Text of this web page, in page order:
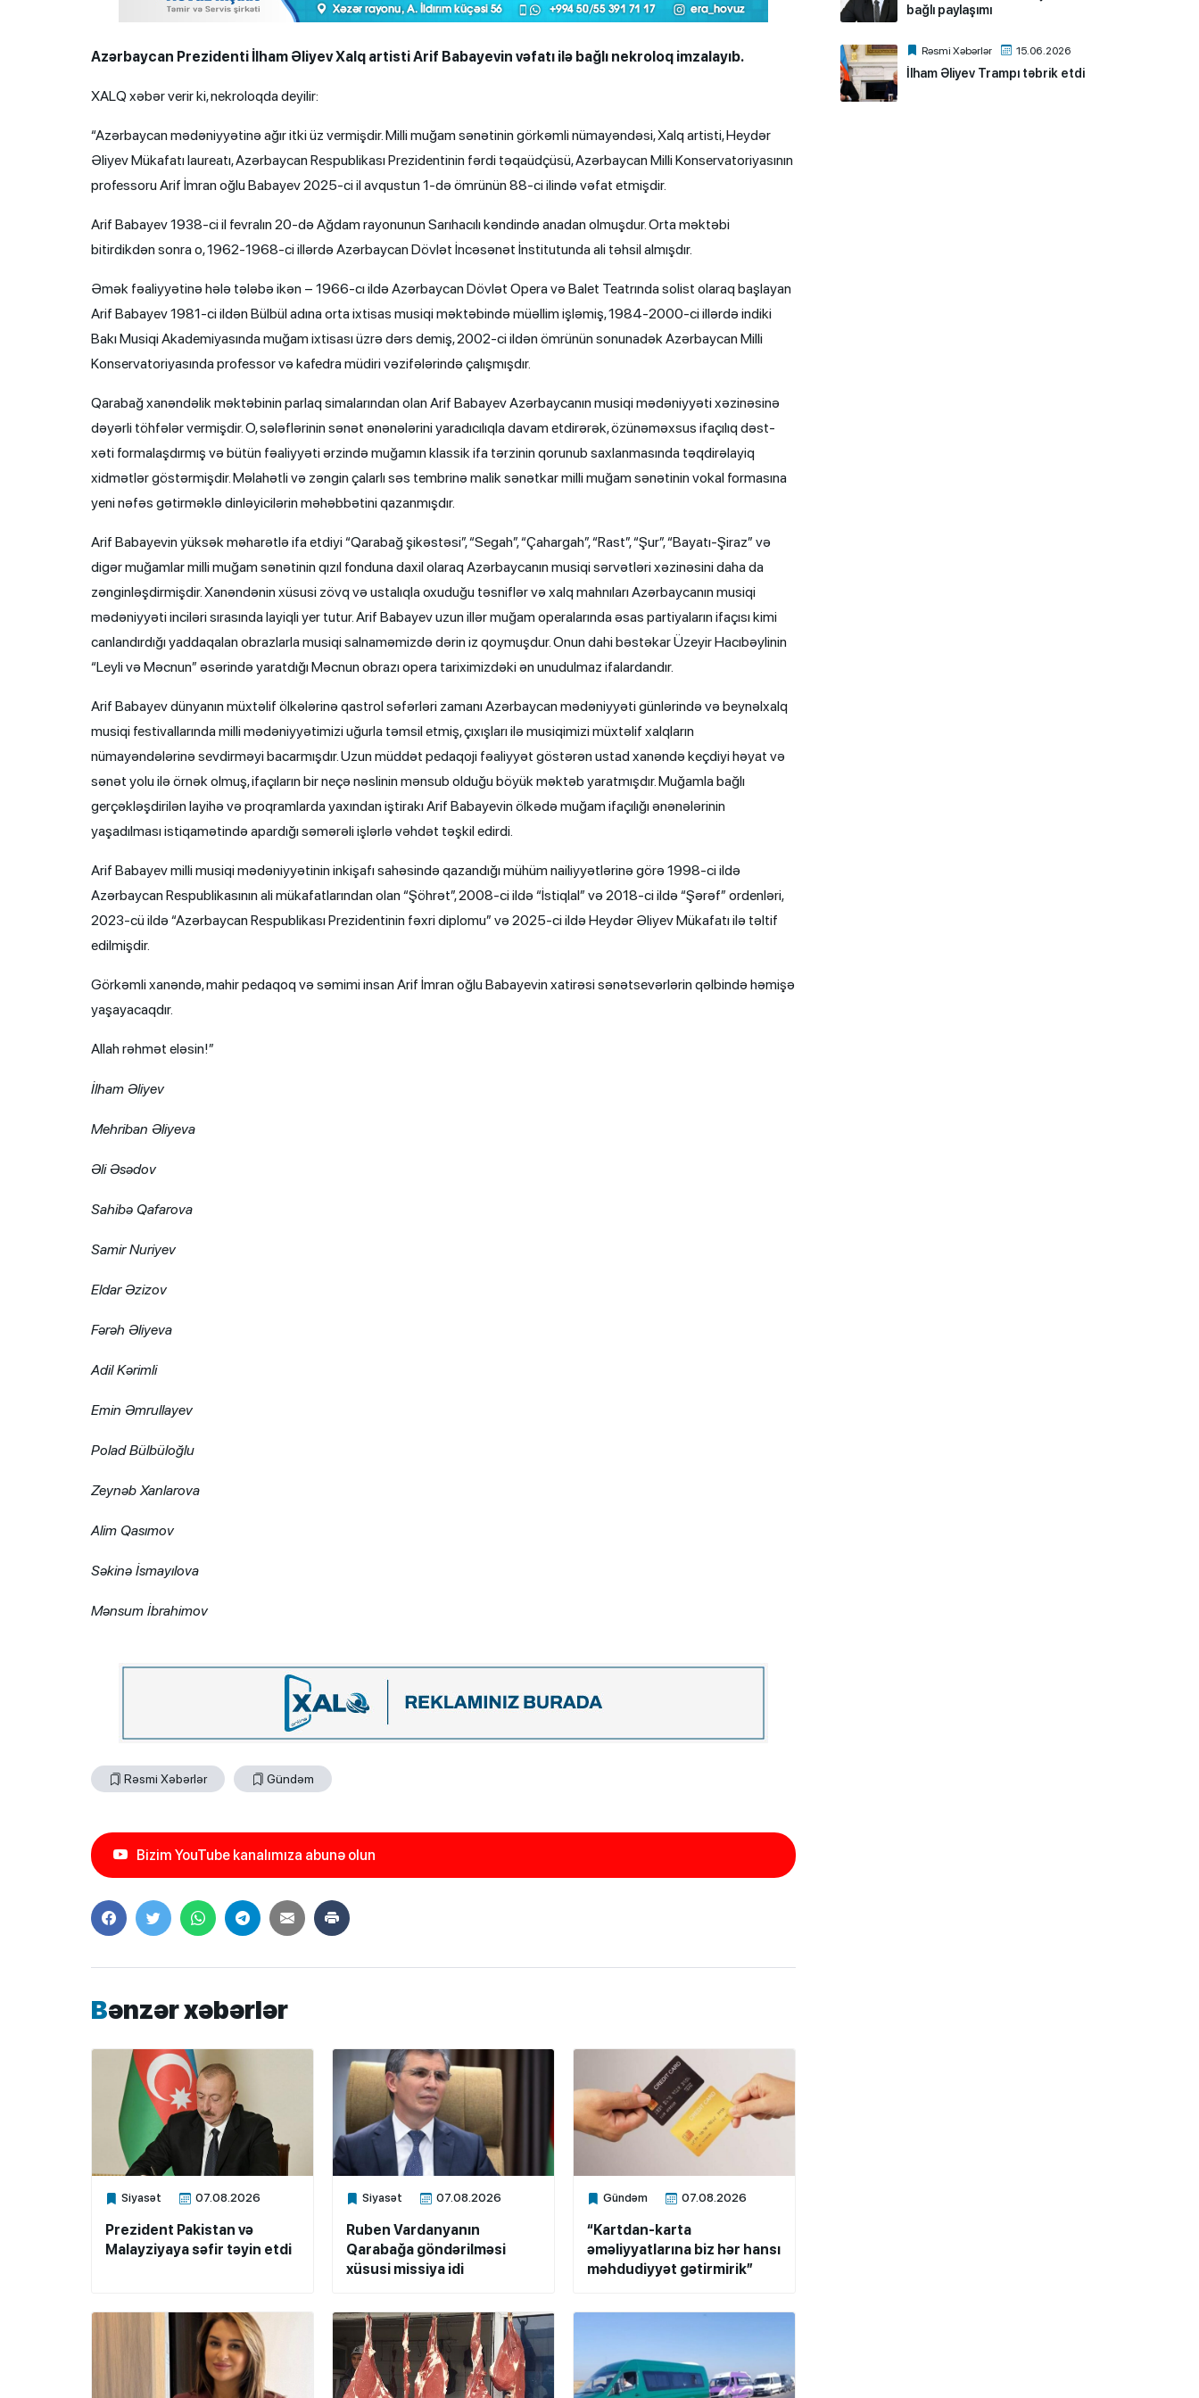
Azərbaycan Prezidenti İlham Əliyev Xalq artisti Arif Babayevin vəfatı ilə bağlı nekroloq imzalayıb.
XALQ xəbər verir ki, nekroloqda deyilir:
“Azərbaycan mədəniyyətinə ağır itki üz vermişdir. Milli muğam sənətinin görkəmli nümayəndəsi, Xalq artisti, Heydər
Əliyev Mükafatı laureatı, Azərbaycan Respublikası Prezidentinin fərdi təqaüdçüsü, Azərbaycan Milli Konservatoriyasının
professoru Arif İmran oğlu Babayev 2025-ci il avqustun 1-də ömrünün 88-ci ilində vəfat etmişdir.
Arif Babayev 1938-ci il fevralın 20-də Ağdam rayonunun Sarıhacılı kəndində anadan olmuşdur. Orta məktəbi
bitirdikdən sonra o, 1962-1968-ci illərdə Azərbaycan Dövlət İncəsənət İnstitutunda ali təhsil almışdır.
Əmək fəaliyyətinə hələ tələbə ikən – 1966-cı ildə Azərbaycan Dövlət Opera və Balet Teatrında solist olaraq başlayan
Arif Babayev 1981-ci ildən Bülbül adına orta ixtisas musiqi məktəbində müəllim işləmiş, 1984-2000-ci illərdə indiki
Bakı Musiqi Akademiyasında muğam ixtisası üzrə dərs demiş, 2002-ci ildən ömrünün sonunadək Azərbaycan Milli
Konservatoriyasında professor və kafedra müdiri vəzifələrində çalışmışdır.
Qarabağ xanəndəlik məktəbinin parlaq simalarından olan Arif Babayev Azərbaycanın musiqi mədəniyyəti xəzinəsinə
dəyərli töhfələr vermişdir. O, sələflərinin sənət ənənələrini yaradıcılıqla davam etdirərək, özünəməxsus ifaçılıq dəst-
xəti formalaşdırmış və bütün fəaliyyəti ərzində muğamın klassik ifa tərzinin qorunub saxlanmasında təqdirəlayiq
xidmətlər göstərmişdir. Məlahətli və zəngin çalarlı səs tembrinə malik sənətkar milli muğam sənətinin vokal formasına
yeni nəfəs gətirməklə dinləyicilərin məhəbbətini qazanmışdır.
Arif Babayevin yüksək məharətlə ifa etdiyi “Qarabağ şikəstəsi”, “Segah”, “Çahargah”, “Rast”, “Şur”, “Bayatı-Şiraz” və
digər muğamlar milli muğam sənətinin qızıl fonduna daxil olaraq Azərbaycanın musiqi sərvətləri xəzinəsini daha da
zənginləşdirmişdir. Xanəndənin xüsusi zövq və ustalıqla oxuduğu təsniflər və xalq mahnıları Azərbaycanın musiqi
mədəniyyəti inciləri sırasında layiqli yer tutur. Arif Babayev uzun illər muğam operalarında əsas partiyaların ifaçısı kimi
canlandırdığı yaddaqalan obrazlarla musiqi salnaməmizdə dərin iz qoymuşdur. Onun dahi bəstəkar Üzeyir Hacıbəylinin
“Leyli və Məcnun” əsərində yaratdığı Məcnun obrazı opera tariximizdəki ən unudulmaz ifalardandır.
Arif Babayev dünyanın müxtəlif ölkələrinə qastrol səfərləri zamanı Azərbaycan mədəniyyəti günlərində və beynəlxalq
musiqi festivallarında milli mədəniyyətimizi uğurla təmsil etmiş, çıxışları ilə musiqimizi müxtəlif xalqların
nümayəndələrinə sevdirməyi bacarmışdır. Uzun müddət pedaqoji fəaliyyət göstərən ustad xanəndə keçdiyi həyat və
sənət yolu ilə örnək olmuş, ifaçıların bir neçə nəslinin mənsub olduğu böyük məktəb yaratmışdır. Muğamla bağlı
gerçəkləşdirilən layihə və proqramlarda yaxından iştirakı Arif Babayevin ölkədə muğam ifaçılığı ənənələrinin
yaşadılması istiqamətində apardığı səmərəli işlərlə vəhdət təşkil edirdi.
Arif Babayev milli musiqi mədəniyyətinin inkişafı sahəsində qazandığı mühüm nailiyyətlərinə görə 1998-ci ildə
Azərbaycan Respublikasının ali mükafatlarından olan “Şöhrət”, 2008-ci ildə “İstiqlal” və 2018-ci ildə “Şərəf” ordenləri,
2023-cü ildə “Azərbaycan Respublikası Prezidentinin fəxri diplomu” və 2025-ci ildə Heydər Əliyev Mükafatı ilə təltif
edilmişdir.
Görkəmli xanəndə, mahir pedaqoq və səmimi insan Arif İmran oğlu Babayevin xatirəsi sənətsevərlərin qəlbində həmişə
yaşayacaqdır.
Allah rəhmət eləsin!”
İlham Əliyev
Mehriban Əliyeva
Əli Əsədov
Sahibə Qafarova
Samir Nuriyev
Eldar Əzizov
Fərəh Əliyeva
Adil Kərimli
Emin Əmrullayev
Polad Bülbüloğlu
Zeynəb Xanlarova
Alim Qasımov
Səkinə İsmayılova
Mənsum İbrahimov
Rəsmi Xəbərlər Gündəm
Bizim YouTube kanalımıza abunə olun
Bənzər xəbərlər
Siyasət 07.08.2026
Xalq.Online
Prezident Pakistan və
Malayziyaya səfir təyin etdi
Siyasət 07.08.2026
Xalq.Online
Ruben Vardanyanın
Qarabağa göndərilməsi
xüsusi missiya idi
Gündəm 07.08.2026
Xalq.Online
“Kartdan-karta
əməliyyatlarına biz hər hansı
məhdudiyyət gətirmirik”
bağlı paylaşımı
Rəsmi Xəbərlər 15.06.2026
İlham Əliyev Trampı təbrik etdi